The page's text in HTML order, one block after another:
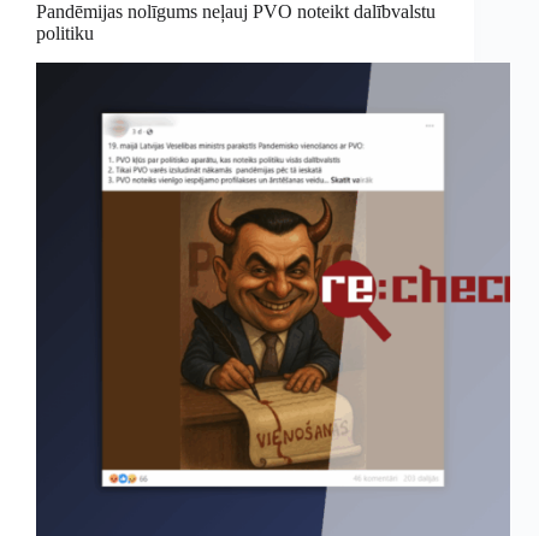
Pandēmijas nolīgums neļauj PVO noteikt dalībvalstu
politiku